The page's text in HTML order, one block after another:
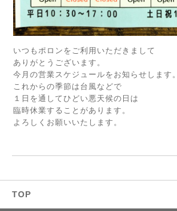
いつもポロンをご利用いただきまして
ありがとうございます。
今月の営業スケジュールをお知らせします。
これからの季節は台風などで
１日を通してひどい悪天候の日は
臨時休業することがあります。
よろしくお願いいたします。
TOP